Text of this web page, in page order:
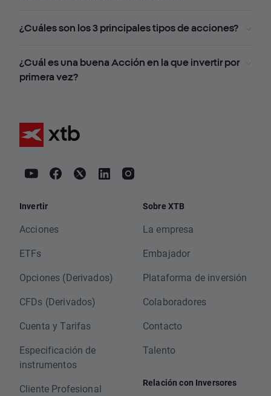
¿Cuáles son los 3 principales tipos de acciones?
¿Cuál es una buena Acción en la que invertir por
primera vez?
Invertir
Acciones
ETFs
Opciones (Derivados)
CFDs (Derivados)
Cuenta y Tarifas
Especificación de
instrumentos
Cliente Profesional
Sobre XTB
La empresa
Embajador
Plataforma de inversión
Colaboradores
Contacto
Talento
Relación con Inversores